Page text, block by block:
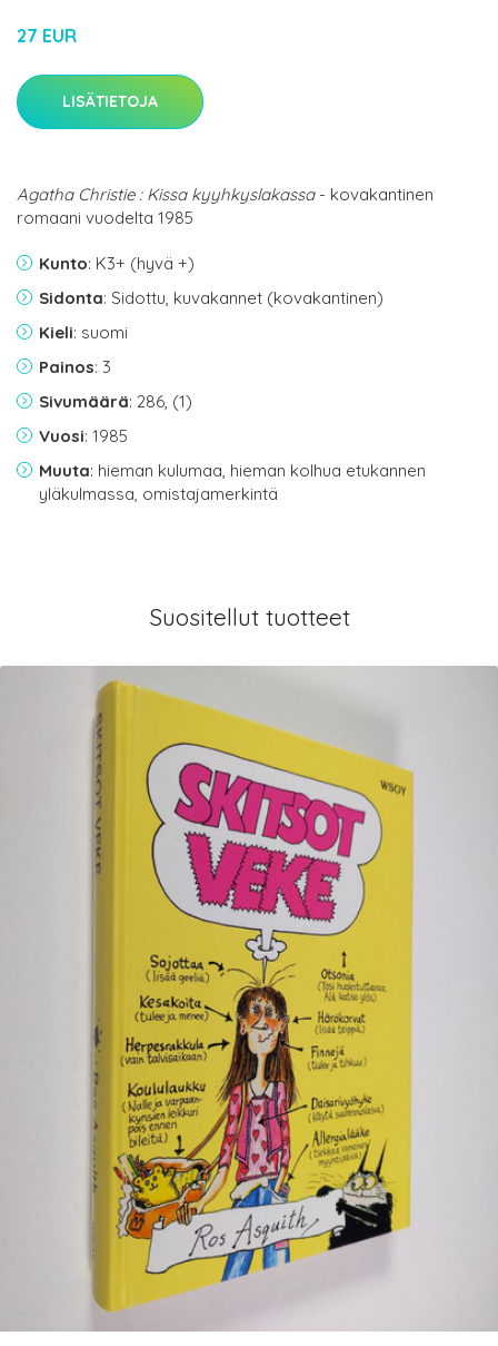
27 EUR
LISÄTIETOJA
Agatha Christie : Kissa kyyhkyslakassa- kovakantinen
romaani vuodelta 1985
Kunto: K3+ (hyvä +)
Sidonta: Sidottu, kuvakannet (kovakantinen)
Kieli: suomi
Painos: 3
Sivumäärä: 286, (1)
Vuosi: 1985
Muuta: hieman kulumaa, hieman kolhua etukannen
yläkulmassa, omistajamerkintä
Suositellut tuotteet